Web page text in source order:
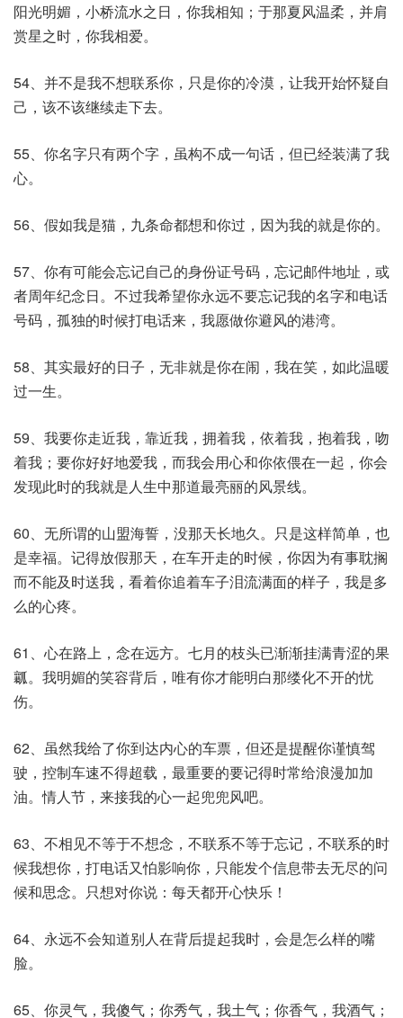
阳光明媚，小桥流水之日，你我相知；于那夏风温柔，并肩
赏星之时，你我相爱。
54、并不是我不想联系你，只是你的冷漠，让我开始怀疑自
己，该不该继续走下去。
55、你名字只有两个字，虽构不成一句话，但已经装满了我
心。
56、假如我是猫，九条命都想和你过，因为我的就是你的。
57、你有可能会忘记自己的身份证号码，忘记邮件地址，或
者周年纪念日。不过我希望你永远不要忘记我的名字和电话
号码，孤独的时候打电话来，我愿做你避风的港湾。
58、其实最好的日子，无非就是你在闹，我在笑，如此温暖
过一生。
59、我要你走近我，靠近我，拥着我，依着我，抱着我，吻
着我；要你好好地爱我，而我会用心和你依偎在一起，你会
发现此时的我就是人生中那道最亮丽的风景线。
60、无所谓的山盟海誓，没那天长地久。只是这样简单，也
是幸福。记得放假那天，在车开走的时候，你因为有事耽搁
而不能及时送我，看着你追着车子泪流满面的样子，我是多
么的心疼。
61、心在路上，念在远方。七月的枝头已渐渐挂满青涩的果
瓤。我明媚的笑容背后，唯有你才能明白那缕化不开的忧
伤。
62、虽然我给了你到达内心的车票，但还是提醒你谨慎驾
驶，控制车速不得超载，最重要的要记得时常给浪漫加加
油。情人节，来接我的心一起兜兜风吧。
63、不相见不等于不想念，不联系不等于忘记，不联系的时
候我想你，打电话又怕影响你，只能发个信息带去无尽的问
候和思念。只想对你说：每天都开心快乐！
64、永远不会知道别人在背后提起我时，会是怎么样的嘴
脸。
65、你灵气，我傻气；你秀气，我土气；你香气，我酒气；